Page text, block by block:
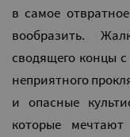
в самое
вообразить.
сводящего концы
неприятного
и опасные
которые